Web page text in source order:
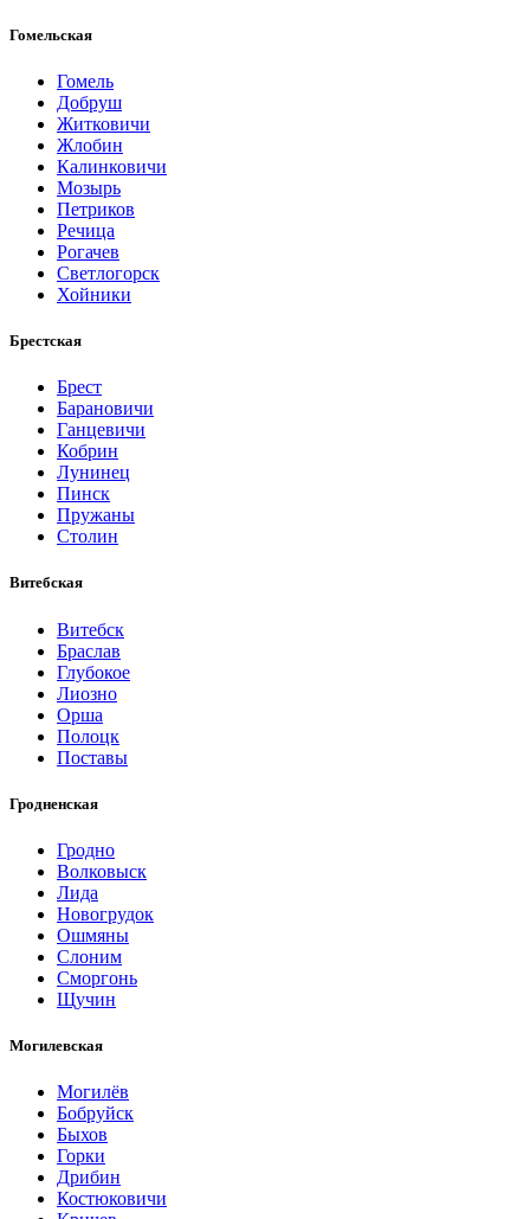
Гомельская
Гомель
Добруш
Житковичи
Жлобин
Калинковичи
Мозырь
Петриков
Речица
Рогачев
Светлогорск
Хойники
Брестская
Брест
Барановичи
Ганцевичи
Кобрин
Лунинец
Пинск
Пружаны
Столин
Витебская
Витебск
Браслав
Глубокое
Лиозно
Орша
Полоцк
Поставы
Гродненская
Гродно
Волковыск
Лида
Новогрудок
Ошмяны
Слоним
Сморгонь
Щучин
Могилевская
Могилёв
Бобруйск
Быхов
Горки
Дрибин
Костюковичи